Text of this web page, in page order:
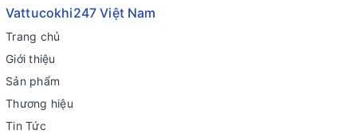
Vattucokhi247 Việt Nam
Trang chủ
Giới thiệu
Sản phẩm
Thương hiệu
Tin Tức